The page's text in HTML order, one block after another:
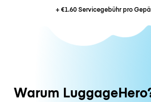
+€1.60Servicegebühr pro
Warum